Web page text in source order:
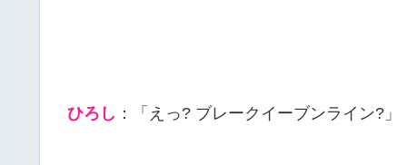
ひろし ：「えっ? ブレークイーブンライン?」